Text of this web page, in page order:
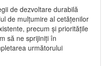
de dezvoltare durabilă
de mulțumire al cetățenilor
precum și prioritățile
să ne sprijiniți în
următorului